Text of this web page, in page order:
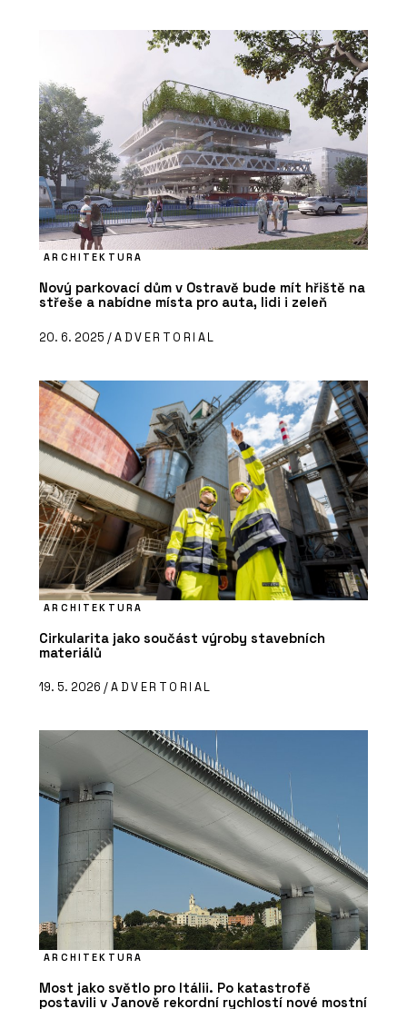
ARCHITEKTURA
Nový parkovací dům v Ostravě bude mít hřiště na
střeše a nabídne místa pro auta, lidi i zeleň
20. 6. 2025 /ADVERTORIAL
ARCHITEKTURA
Cirkularita jako součást výroby stavebních
materiálů
19. 5. 2026 /ADVERTORIAL
ARCHITEKTURA
Most jako světlo pro Itálii. Po katastrofě
postavili v Janově rekordní rychlostí nové mostní